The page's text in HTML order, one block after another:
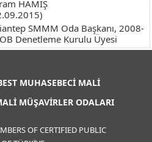
HAMİŞ
SMMM Oda Başkanı, 2008-
Denetleme Kurulu Üyesi
MUHASEBECİ MALİ
MÜŞAVİRLER ODALARI
OF CERTIFIED PUBLIC